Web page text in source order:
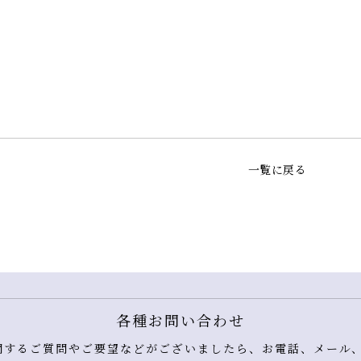
一覧に戻る
各種お問い合わせ
るご質問やご要望などがございましたら、お電話、メール